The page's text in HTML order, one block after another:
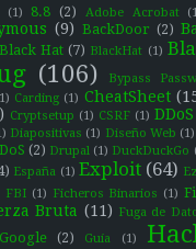
(1) 8.8 (2) Adobe Acrobat
(9) BackDoor (2)
Black Hat (7) BlackHat (1)
(106) Bypass
Carding (1) CheatSheet
Cryptsetup (1) CSRF (1) DDoS
Diapositivas (1) Diseño Web (1)
DoS (2) Drupal (1) DuckDuckGo
España (1) Exploit (64)
FBI (1) Ficheros Binarios (1)
Bruta (11) Fuga de
Google (2) Guía (1)